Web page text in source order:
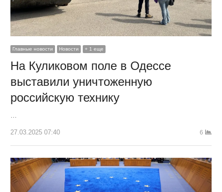
Главные новости Новости + 1 еще
На Куликовом поле в Одессе
выставили уничтоженную
российскую технику
27.03.2025 07:40 6